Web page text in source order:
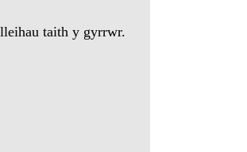
taith y gyrrwr.